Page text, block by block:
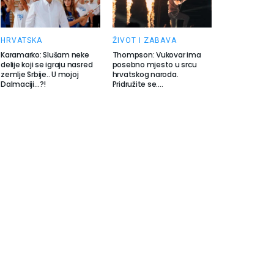
HRVATSKA
Karamarko: Slušam neke
delije koji se igraju nasred
zemlje Srbije.. U mojoj
Dalmaciji…?!
ŽIVOT I ZABAVA
Thompson: Vukovar ima
posebno mjesto u srcu
hrvatskog naroda.
Pridružite se….